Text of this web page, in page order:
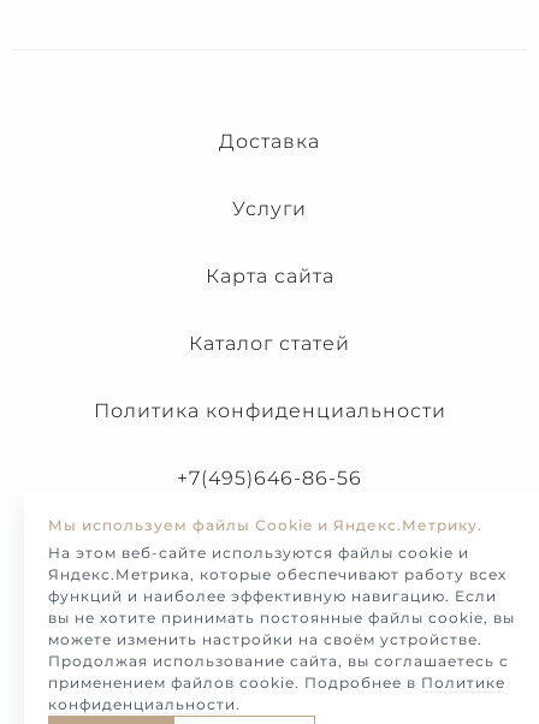
Доставка
Услуги
Карта сайта
Каталог статей
Политика конфиденциальности
+7(495)646-86-56
Мы используем файлы Cookie и Яндекс.Метрику.
На этом веб-сайте используются файлы cookie и
Яндекс.Метрика, которые обеспечивают работу всех
функций и наиболее эффективную навигацию. Если
вы не хотите принимать постоянные файлы cookie, вы
можете изменить настройки на своём устройстве.
Продолжая использование сайта, вы соглашаетесь с
применением файлов cookie. Подробнее в Политике
конфиденциальности.